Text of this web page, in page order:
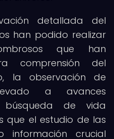
detallada del
han podido realizar
que han
comprensión del
la observación de
a avances
de vida
que el estudio de las
información crucial